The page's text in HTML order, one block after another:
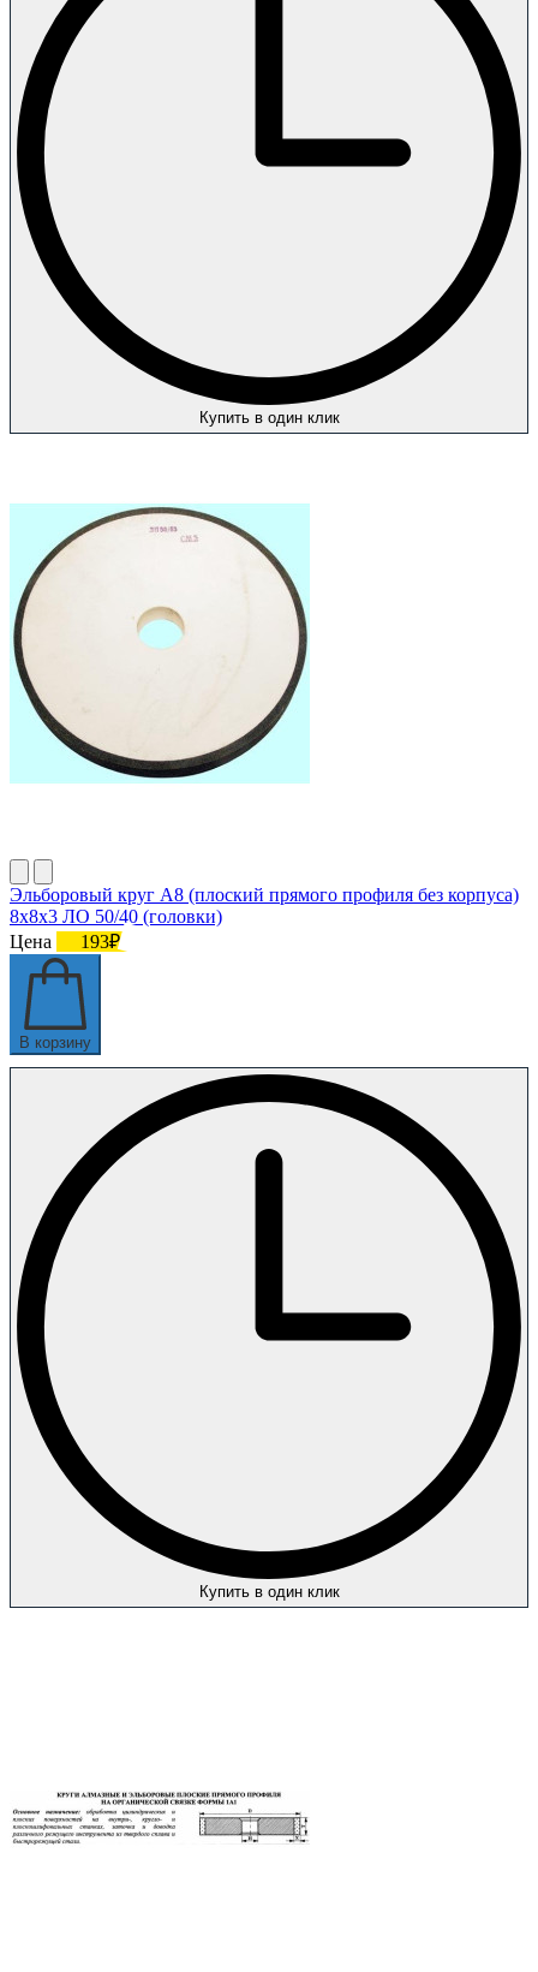
Купить в один клик
Эльборовый круг А8 (плоский прямого профиля без корпуса)
8х8х3 ЛО 50/40 (головки)
Цена
193₽
В корзину
Купить в один клик